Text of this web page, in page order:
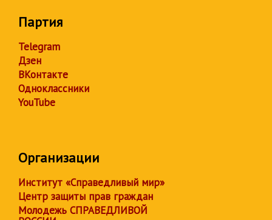
Партия
Telegram
Дзен
ВКонтакте
Одноклассники
YouTube
Организации
Институт «Справедливый мир»
Центр защиты прав граждан
Молодежь СПРАВЕДЛИВОЙ